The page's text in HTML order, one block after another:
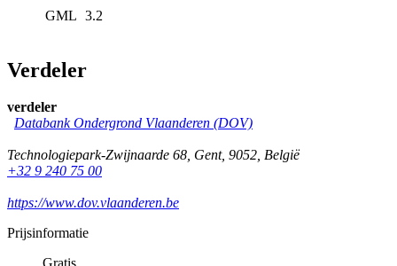
GML 3.2
Verdeler
verdeler
Databank Ondergrond Vlaanderen (DOV)
Technologiepark-Zwijnaarde 68, Gent, 9052, België
+32 9 240 75 00
https://www.dov.vlaanderen.be
Prijsinformatie